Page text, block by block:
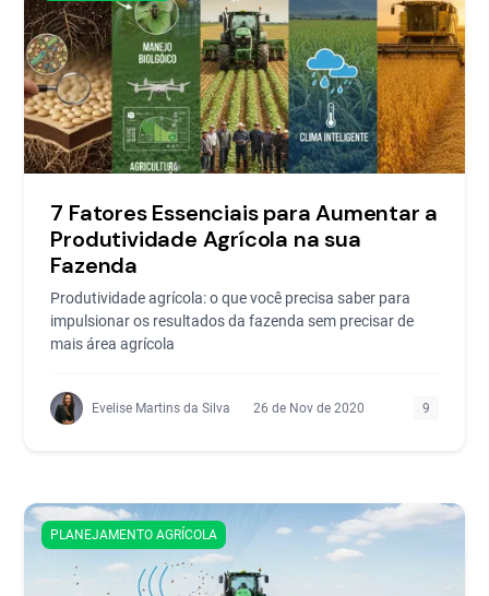
7 Fatores Essenciais para Aumentar a
Produtividade Agrícola na sua
Fazenda
Produtividade agrícola: o que você precisa saber para
impulsionar os resultados da fazenda sem precisar de
mais área agrícola
Evelise Martins da Silva 26 de Nov de 2020 9
PLANEJAMENTO AGRÍCOLA